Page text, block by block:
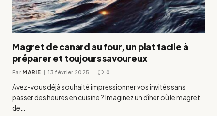
Magret de canard au four, un plat facile à
préparer et toujours savoureux
Par MARIE 13 février 2025 0
Avez-vous déjà souhaité impressionner vos invités sans
passer des heures en cuisine ? Imaginez un dîner où le magret
de…